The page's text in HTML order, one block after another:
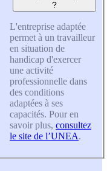
?
L'entreprise adaptée
permet à un travailleur
en situation de
handicap d'exercer
une activité
professionnelle dans
des conditions
adaptées à ses
capacités. Pour en
savoir plus, consultez
le site de l’UNEA.